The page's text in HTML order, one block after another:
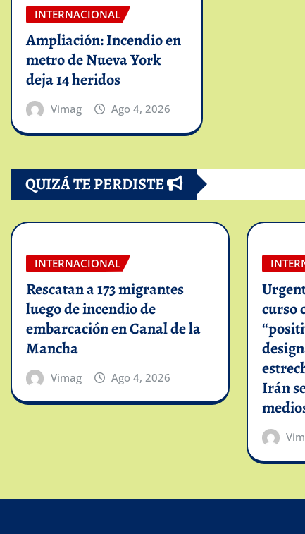
INTERNACIONAL
Ampliación: Incendio en
metro de Nueva York
deja 14 heridos
Vimag Ago 4, 2026
QUIZÁ TE PERDISTE
INTERNACIONAL
Rescatan a 173 migrantes
luego de incendio de
embarcación en Canal de la
Mancha
Vimag Ago 4, 2026
curso
Irán